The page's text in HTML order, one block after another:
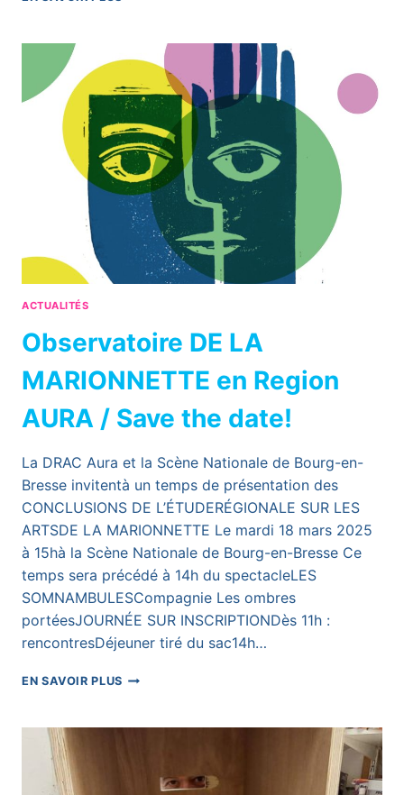
PARTICIPATION
AUX
SENTIERS
DE
LA
MARIONNETTE
2025
!
ACTUALITÉS
Observatoire DE LA
MARIONNETTE en Region
AURA / Save the date!
La DRAC Aura et la Scène Nationale de Bourg-en-
Bresse invitentà un temps de présentation des
CONCLUSIONS DE L’ÉTUDERÉGIONALE SUR LES
ARTSDE LA MARIONNETTE Le mardi 18 mars 2025
à 15hà la Scène Nationale de Bourg-en-Bresse Ce
temps sera précédé à 14h du spectacleLES
SOMNAMBULESCompagnie Les ombres
portéesJOURNÉE SUR INSCRIPTIONDès 11h :
rencontresDéjeuner tiré du sac14h…
EN SAVOIR PLUSOBSERVATOIRE
MARIONNETTE